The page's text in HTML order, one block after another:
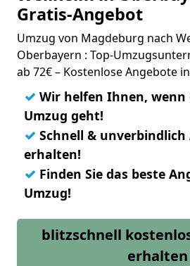
Gratis-Angebot
Umzug von Magdeburg nach
Oberbayern : Top-
ab 72€ – Kostenlose Angebote
✓ Wir helfen Ihnen, wenn
Umzug geht!
✓ Schnell & unverbindlich
erhalten!
✓ Finden Sie das beste
Umzug!
blitzschnell
erhalten